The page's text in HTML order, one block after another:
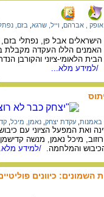
אופק , אברהם וייל, שרגא בזם,
אבל פן, נפתלי
האמנים הללו העקדה מקבלת
הלאומי-ציוני והקורבן
/למידע מלא...
באמנות עקדת יצחק נאמן, מיכל
ואת המפעל הציוני עם
רוזוב, מיכל נאמן, מנשה
והמלחמה.
/למידע
השמונים: כיוונים